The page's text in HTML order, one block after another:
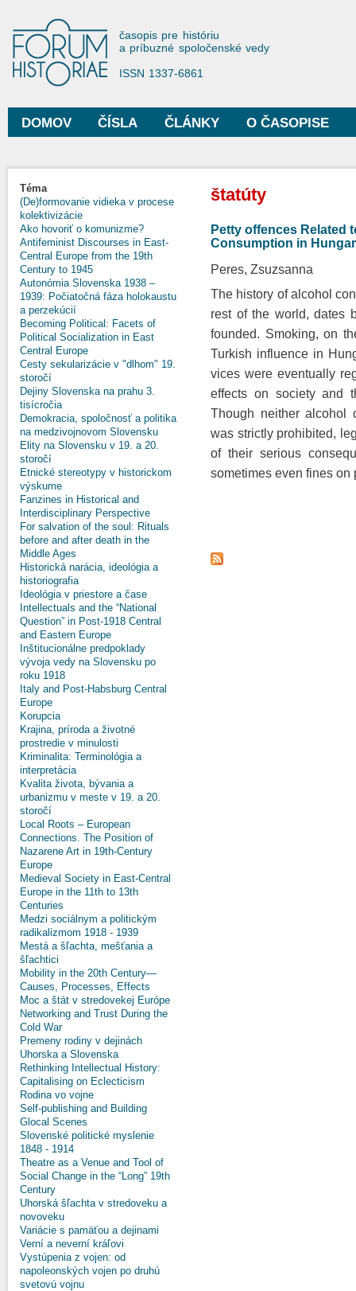
Forum Historiae
časopis pre históriu
a príbuzné spoločenské vedy
ISSN 1337-6861
Hlavné menu
DOMOV ČÍSLA ČLÁNKY O ČASOPISE
Nachádzate sa tu
Téma
(De)formovanie vidieka v procese
kolektivizácie
Ako hovoriť o komunizme?
Antifeminist Discourses in East-
Central Europe from the 19th
Century to 1945
Autonómia Slovenska 1938 –
1939: Počiatočná fáza holokaustu
a perzekúcií
Becoming Political: Facets of
Political Socialization in East
Central Europe
Cesty sekularizácie v "dlhom" 19.
storočí
Dejiny Slovenska na prahu 3.
tisícročia
Demokracia, spoločnosť a politika
na medzivojnovom Slovensku
Elity na Slovensku v 19. a 20.
storočí
Etnické stereotypy v historickom
výskume
Fanzines in Historical and
Interdisciplinary Perspective
For salvation of the soul: Rituals
before and after death in the
Middle Ages
Historická narácia, ideológia a
historiografia
Ideológia v priestore a čase
Intellectuals and the “National
Question” in Post-1918 Central
and Eastern Europe
Inštitucionálne predpoklady
vývoja vedy na Slovensku po
roku 1918
Italy and Post-Habsburg Central
Europe
Korupcia
Krajina, príroda a životné
prostredie v minulosti
Kriminalita: Terminológia a
interpretácia
Kvalita života, bývania a
urbanizmu v meste v 19. a 20.
storočí
Local Roots – European
Connections. The Position of
Nazarene Art in 19th-Century
Europe
Medieval Society in East-Central
Europe in the 11th to 13th
Centuries
Medzi sociálnym a politickým
radikalizmom 1918 - 1939
Mestá a šľachta, mešťania a
šľachtici
Mobility in the 20th Century—
Causes, Processes, Effects
Moc a štát v stredovekej Európe
Networking and Trust During the
Cold War
Premeny rodiny v dejinách
Uhorska a Slovenska
Rethinking Intellectual History:
Capitalising on Eclecticism
Rodina vo vojne
Self-publishing and Building
Glocal Scenes
Slovenské politické myslenie
1848 - 1914
Theatre as a Venue and Tool of
Social Change in the “Long” 19th
Century
Uhorská šľachta v stredoveku a
novoveku
Variácie s pamäťou a dejinami
Verní a neverní kráľovi
Vystúpenia z vojen: od
napoleonských vojen po druhú
svetovú vojnu
štatúty
Petty offences Related
Consumption in
Peres, Zsuzsanna
The history of alcohol
rest of the world, dates
founded. Smoking, on
Turkish influence in
vices were eventually
effects on society and
Though neither alcohol
was strictly prohibited,
of their serious
sometimes even fines on